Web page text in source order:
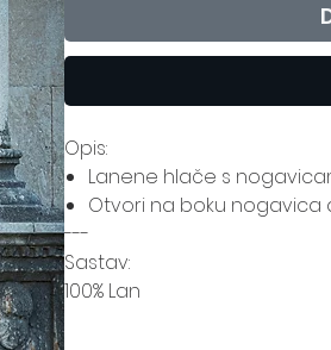
Opis:
Lanene hlače s
Otvori na boku nogavica
---
Sastav:
100% Lan